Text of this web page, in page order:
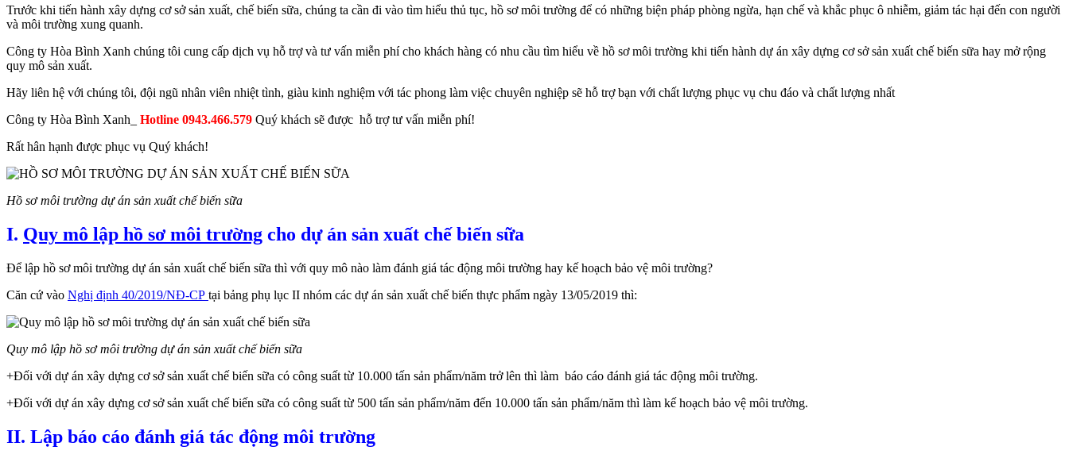
Trước khi tiến hành xây dựng cơ sở sản xuất, chế biến sữa, chúng ta cần đi vào tìm hiểu thủ tục, hồ sơ môi trường để có những biện pháp phòng ngừa, hạn chế và khắc phục ô nhiễm, giảm tác hại đến con người
và môi trường xung quanh.
Công ty Hòa Bình Xanh chúng tôi cung cấp dịch vụ hỗ trợ và tư vấn miễn phí cho khách hàng có nhu cầu tìm hiểu về hồ sơ môi trường khi tiến hành dự án xây dựng cơ sở sản xuất chế biến sữa hay mở rộng
quy mô sản xuất.
Hãy liên hệ với chúng tôi, đội ngũ nhân viên nhiệt tình, giàu kinh nghiệm với tác phong làm việc chuyên nghiệp sẽ hỗ trợ bạn với chất lượng phục vụ chu đáo và chất lượng nhất
Công ty Hòa Bình Xanh_ Hotline 0943.466.579 Quý khách sẽ được hỗ trợ tư vấn miễn phí!
Rất hân hạnh được phục vụ Quý khách!
Hồ sơ môi trường dự án sản xuất chế biến sữa
I. Quy mô lập hồ sơ môi trường cho dự án sản xuất chế biến sữa
Để lập hồ sơ môi trường dự án sản xuất chế biến sữa thì với quy mô nào làm đánh giá tác động môi trường hay kế hoạch bảo vệ môi trường?
Căn cứ vào Nghị định 40/2019/NĐ-CP tại bảng phụ lục II nhóm các dự án sản xuất chế biến thực phẩm ngày 13/05/2019 thì:
Quy mô lập hồ sơ môi trường dự án sản xuất chế biến sữa
+Đối với dự án xây dựng cơ sở sản xuất chế biến sữa có công suất từ 10.000 tấn sản phẩm/năm trở lên thì làm báo cáo đánh giá tác động môi trường.
+Đối với dự án xây dựng cơ sở sản xuất chế biến sữa có công suất từ 500 tấn sản phẩm/năm đến 10.000 tấn sản phẩm/năm thì làm kế hoạch bảo vệ môi trường.
II. Lập báo cáo đánh giá tác động môi trường